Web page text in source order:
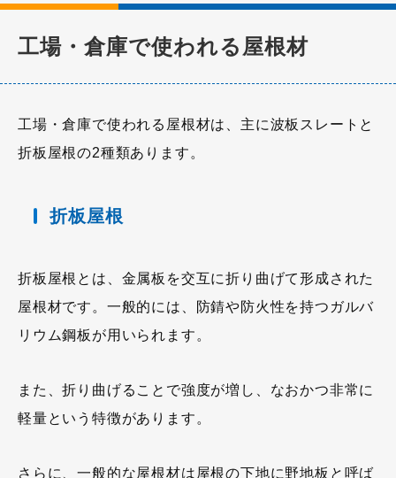
工場・倉庫で使われる屋根材
工場・倉庫で使われる屋根材は、主に波板スレートと
折板屋根の2種類あります。
折板屋根
折板屋根とは、金属板を交互に折り曲げて形成された
屋根材です。一般的には、防錆や防火性を持つガルバ
リウム鋼板が用いられます。
また、折り曲げることで強度が増し、なおかつ非常に
軽量という特徴があります。
さらに、一般的な屋根材は屋根の下地に野地板と呼ば